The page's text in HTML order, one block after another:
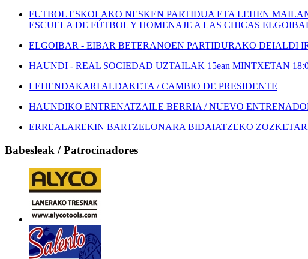
FUTBOL ESKOLAKO NESKEN PARTIDUA ETA LEHEN
ESCUELA DE FÚTBOL Y HOMENAJE A LAS CHICAS
ELGOIBAR - EIBAR BETERANOEN PARTIDURAKO DEIALDI
HAUNDI - REAL SOCIEDAD UZTAILAK 15ean MINTXETAN
LEHENDAKARI ALDAKETA / CAMBIO DE PRESIDENTE
HAUNDIKO ENTRENATZAILE BERRIA / NUEVO
ERREALAREKIN BARTZELONARA BIDAIATZEKO
Babesleak / Patrocinadores